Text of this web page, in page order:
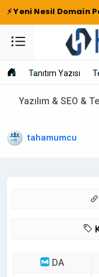
⚡ Yeni Nesil Domain
Tanıtım Yazısı
Yazılım & SEO &
tahamumcu
DA